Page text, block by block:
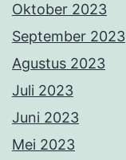
Oktober 2023
September 2023
Agustus 2023
Juli 2023
Juni 2023
Mei 2023